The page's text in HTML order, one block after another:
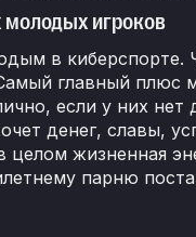
игроков
в киберспорте.
главный
если у них
денег, славы,
целом жизненная
парню